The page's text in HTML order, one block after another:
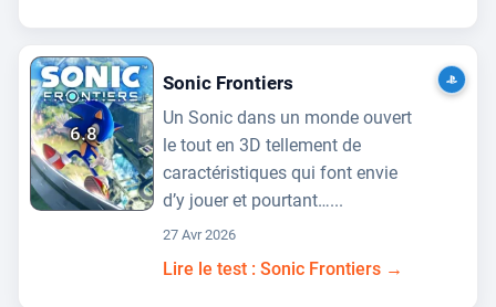
6.8
Sonic Frontiers
Un Sonic dans un monde ouvert
le tout en 3D tellement de
caractéristiques qui font envie
d’y jouer et pourtant…...
27 Avr 2026
Lire le test : Sonic Frontiers →